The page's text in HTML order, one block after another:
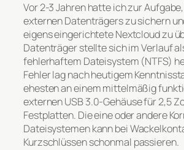
Vor 2-3 Jahren hatte ich zur
externen Datenträgers zu sichern
eigens eingerichtete Nextcloud zu
Datenträger stellte sich im Verlauf
fehlerhaftem Dateisystem (NTFS)
Fehler lag nach heutigem
ehesten an einem mittelmäßig
externen USB 3.0-Gehäuse für 2,5
Festplatten. Die eine oder andere
Dateisystemen kann bei
Kurzschlüssen schonmal passieren.